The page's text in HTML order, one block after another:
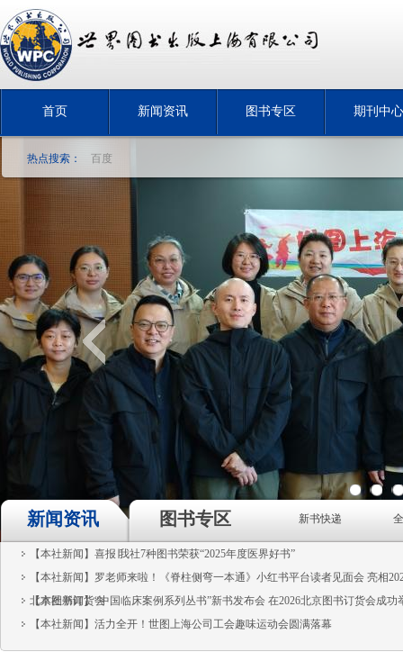
首页 新闻资讯 图书专区 期刊中心
热点搜索： 百度
1 2 3
新闻资讯 图书专区 新书快递
【本社新闻】喜报∣我社7种图书荣获“2025年度医界好书”
【本社新闻】罗老师来啦！《脊柱侧弯一本通》小红书平台读者见面会 亮相
北京图书订货会
【本社新闻】“中国临床案例系列丛书”新书发布会 在2026北京图书订货会成功
【本社新闻】活力全开！世图上海公司工会趣味运动会圆满落幕